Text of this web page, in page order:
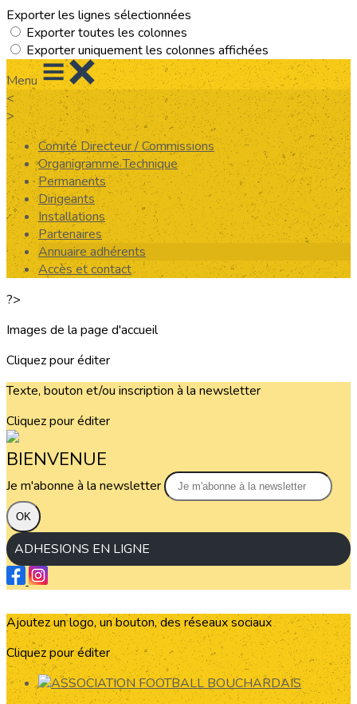
Exporter les lignes sélectionnées
Exporter toutes les colonnes
Exporter uniquement les colonnes affichées
Menu
<
>
Comité Directeur / Commissions
Organigramme Technique
Permanents
Dirigeants
Installations
Partenaires
Annuaire adhérents
Accès et contact
?>
Images de la page d'accueil
Cliquez pour éditer
Texte, bouton et/ou inscription à la newsletter
Cliquez pour éditer
BIENVENUE
Je m'abonne à la newsletter
OK
ADHESIONS EN LIGNE
Ajoutez un logo, un bouton, des réseaux sociaux
Cliquez pour éditer